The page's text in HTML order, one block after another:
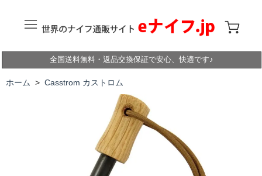
全国送料無料・返品交換保証で安心、快適です♪
ホーム > Casstrom カストロム